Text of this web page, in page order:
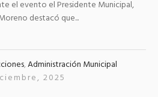
el evento el Presidente Municipal,
destacó que...
,Administración Municipal
2025